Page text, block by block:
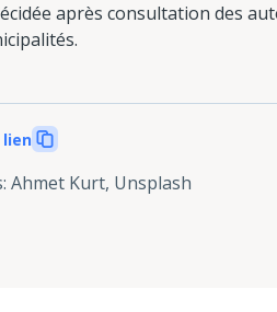
après consultation des
lien
: Ahmet Kurt, Unsplash